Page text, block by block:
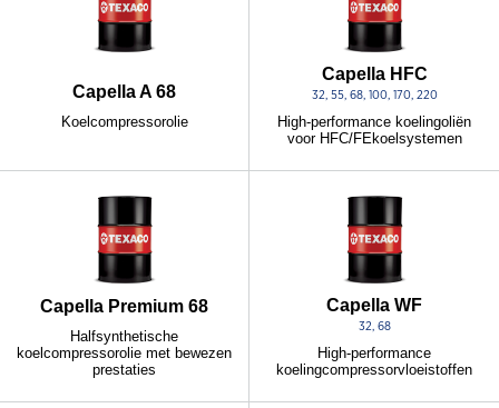
Capella A 68
Koelcompressorolie
Capella HFC
32, 55, 68, 100, 170, 220
High-performance koelingoliën
voor HFC/FEkoelsystemen
Capella Premium 68
Halfsynthetische
koelcompressorolie met bewezen
prestaties
Capella WF
32, 68
High-performance
koelingcompressorvloeistoffen